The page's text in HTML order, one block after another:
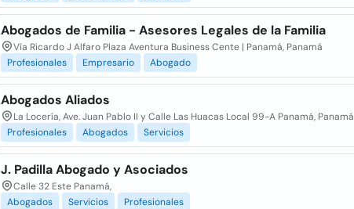
Abogados de Familia - Asesores Legales de la Familia
Vía Ricardo J Alfaro Plaza Aventura Business Cente | Panamá, Panamá
Profesionales
Empresario Abogado
Abogados Aliados
La Locería, Ave. Juan Pablo II y Calle Las Huacas Local 99-A Panamá, Panamá
Profesionales
Abogados Servicios
J. Padilla Abogado y Asociados
Calle 32 Este Panamá,
Abogados
Servicios Profesionales